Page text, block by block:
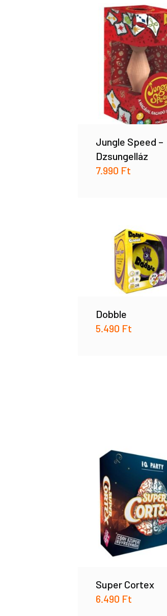
Jungle Speed –
Dzsungelláz
7.990 Ft
Dobble
5.490 Ft
Super Cortex
6.490 Ft